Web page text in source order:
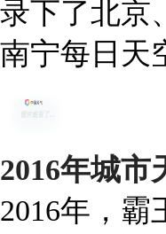
录下了北京
南宁每日天
2016年城
2016年，